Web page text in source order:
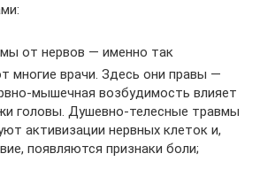
от нервов — именно так
многие врачи. Здесь они правы —
мышечная возбудимость влияет
головы. Душевно-телесные травмы
активизации нервных клеток и,
появляются признаки боли;